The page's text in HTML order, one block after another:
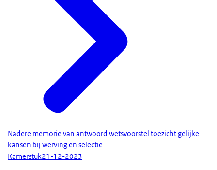
Nadere memorie van antwoord wetsvoorstel toezicht gelijke
kansen bij werving en selectie
Kamerstuk21-12-2023